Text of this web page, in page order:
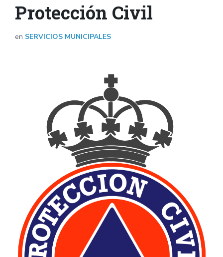
Protección Civil
en SERVICIOS MUNICIPALES